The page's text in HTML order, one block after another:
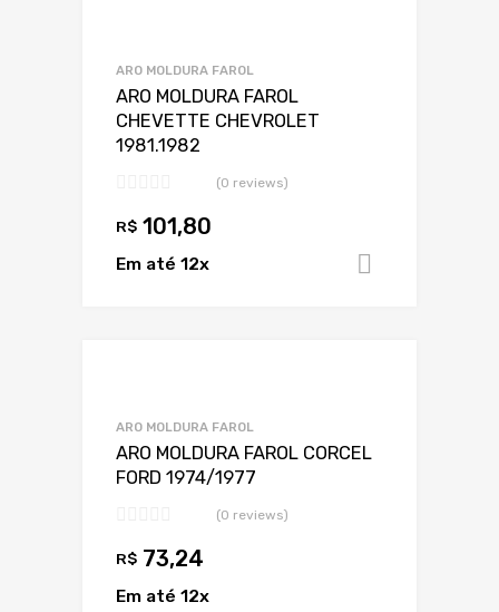
ARO MOLDURA FAROL
ARO MOLDURA FAROL
CHEVETTE CHEVROLET
1981.1982
(0 reviews)
R$ 101,80
Em até 12x
ARO MOLDURA FAROL
ARO MOLDURA FAROL CORCEL
FORD 1974/1977
(0 reviews)
R$ 73,24
Em até 12x